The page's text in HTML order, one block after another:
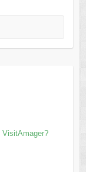
VisitAmager?